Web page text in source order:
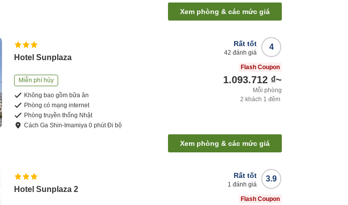
Xem phòng & các mức giá
Hotel Sunplaza
Miễn phí hủy
Không bao gồm bữa ăn
Phòng có mạng internet
Phòng truyền thống Nhật
CáchGa Shin-Imamiya 0 phútĐi bộ
4
Rất tốt
42 đánh giá
Flash Coupon
1.093.712 ₫~
Mỗi phòng
2 khách 1 đêm
Xem phòng & các mức giá
Hotel Sunplaza 2
3.9
Rất tốt
1 đánh giá
Flash Coupon